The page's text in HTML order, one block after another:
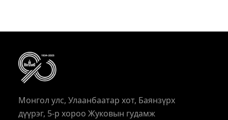
Монгол улс, Улаанбаатар хот, Баянзүрх
дүүрэг, 5-р хороо Жуковын гудамж